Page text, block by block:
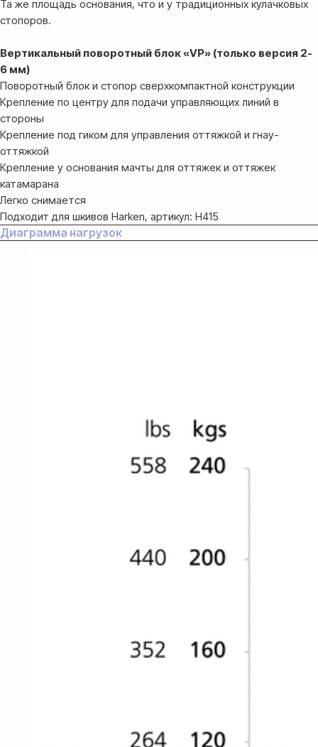
Та же площадь основания, что и у традиционных кулачковых
стопоров.
Вертикальный поворотный блок «VP» (только версия 2-
6 мм)
Поворотный блок и стопор сверхкомпактной конструкции
Крепление по центру для подачи управляющих линий в
стороны
Крепление под гиком для управления оттяжкой и гнау-
оттяжкой
Крепление у основания мачты для оттяжек и оттяжек
катамарана
Легко снимается
Подходит для шкивов Harken, артикул: H415
Диаграмма нагрузок